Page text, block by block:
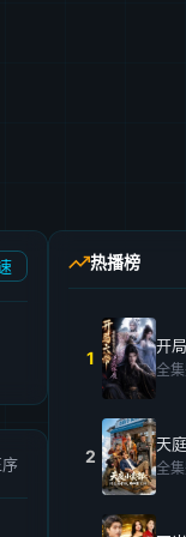
热播榜
1
开
全
2
全